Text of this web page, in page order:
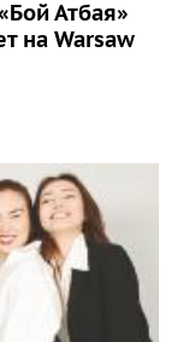
Атбая»
на Warsaw